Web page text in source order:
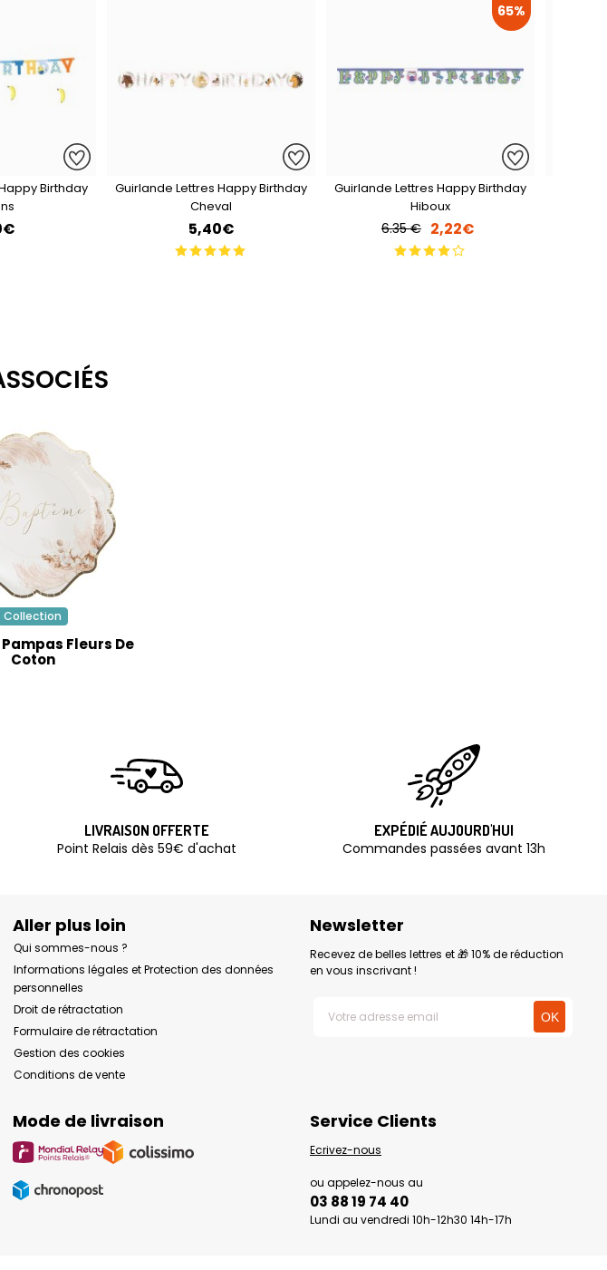
Birthday
Guirlande Lettres Happy Birthday
Cheval
5,40€
65%
Guirlande Lettres Happy Birthday
Hiboux
6.35 € 2,22€
Collection
Fleurs De
Coton
LIVRAISON OFFERTE
Point Relais dès 59€ d'achat
EXPÉDIÉ AUJOURD'HUI
Commandes passées avant 13h
Aller plus loin
Qui sommes-nous ?
Informations légales et Protection des données
personnelles
Droit de rétractation
Formulaire de rétractation
Gestion des cookies
Conditions de vente
Newsletter
Recevez de belles lettres et 🎁 10% de réduction
en vous inscrivant !
Mode de livraison Service Clients
Ecrivez-nous
ou appelez-nous au
03 88 19 74 40
Lundi au vendredi 10h-12h30 14h-17h